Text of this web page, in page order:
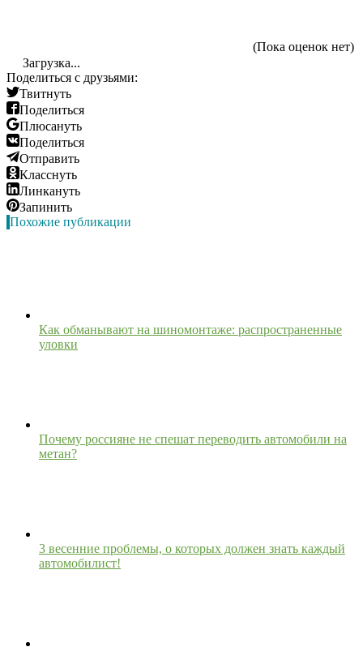
(Пока оценок нет)
Загрузка...
Поделиться с друзьями:
Твитнуть
Поделиться
Плюсануть
Поделиться
Отправить
Класснуть
Линкануть
Запинить
Похожие публикации
Как обманывают на шиномонтаже: распространенные
уловки
Почему россияне не спешат переводить автомобили на
метан?
3 весенние проблемы, о которых должен знать каждый
автомобилист!